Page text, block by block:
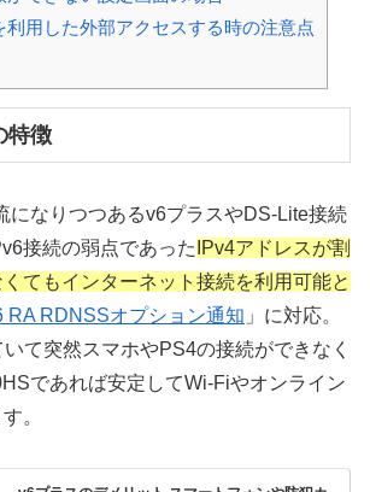
利用した外部アクセスする時の注意点
特徴
になりつつあるv6プラスやDS-Lite接続
接続の弱点であった IPv4アドレスが割
てもインターネット接続を利用可能と
RA RDNSSオプション通知 」に対応。
て突然スマホやPS4の接続ができなく
であれば安定してWi-Fiやオンライン
。